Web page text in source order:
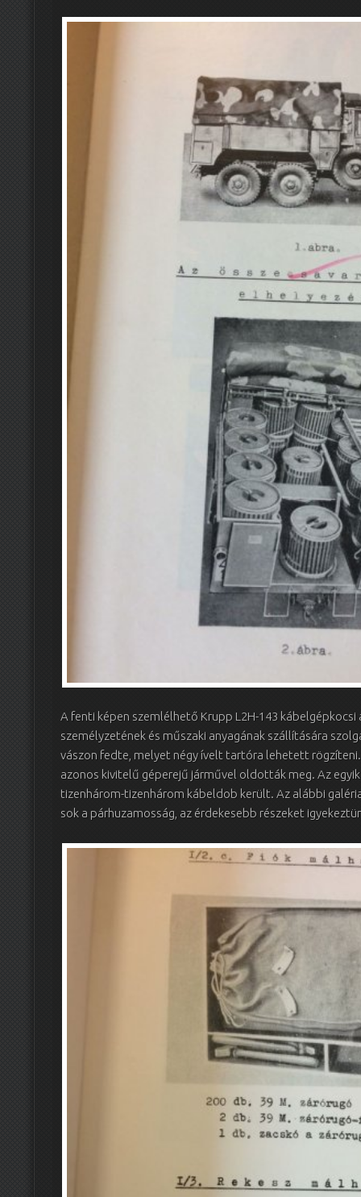
A fenti képen szemlélhető Krupp L2H-143
személyzetének és műszaki anyagának szállítására
vászon fedte, melyet négy ívelt tartóra lehetett
azonos kivitelű géperejű járművel oldották meg. Az
tizenhárom-tizenhárom kábeldob került. Az alábbi
sok a párhuzamosság, az érdekesebb részeket